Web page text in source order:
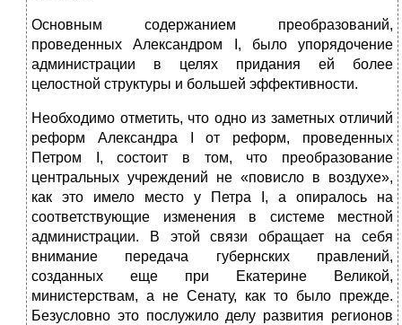
Основным содержанием преобразований,
проведенных Александром I, было упорядочение
администрации в целях придания ей более
целостной структуры и большей эффективности.
Необходимо отметить, что одно из заметных отличий
реформ Александра I от реформ, проведенных
Петром I, состоит в том, что преобразование
центральных учреждений не «повисло в воздухе»,
как это имело место у Петра I, а опиралось на
соответствующие изменения в системе местной
администрации. В этой связи обращает на себя
внимание передача губернских правлений,
созданных еще при Екатерине Великой,
министерствам, а не Сенату, как то было прежде.
Безусловно это послужило делу развития регионов